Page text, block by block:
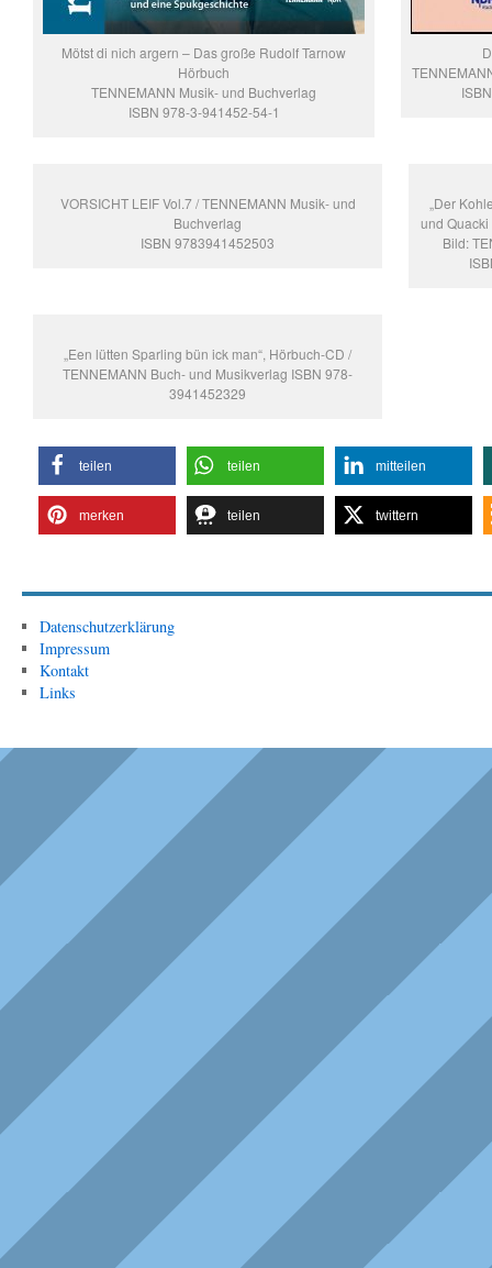
Mötst di nich argern – Das große Rudolf Tarnow
Hörbuch
TENNEMANN Musik- und Buchverlag
ISBN 978-3-941452-54-1
VORSICHT LEIF Vol.7 / TENNEMANN Musik- und
Buchverlag
ISBN 9783941452503
„Der
und
Bild:
„Een lütten Sparling bün ick man“, Hörbuch-CD /
TENNEMANN Buch- und Musikverlag ISBN 978-
3941452329
teilen teilen mitteilen
merken teilen twittern
Datenschutzerklärung
Impressum
Kontakt
Links